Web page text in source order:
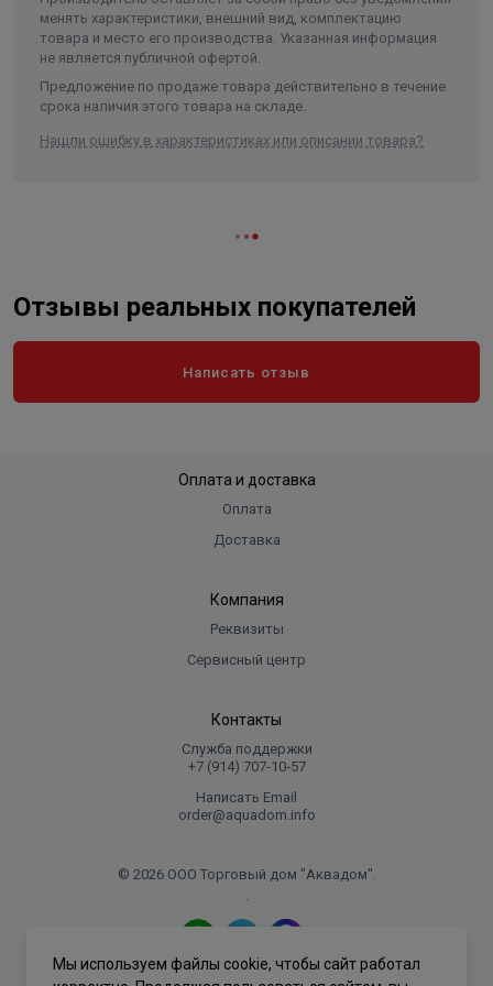
менять характеристики, внешний вид, комплектацию
товара и место его производства. Указанная информация
не является публичной офертой.
Предложение по продаже товара действительно в течение
срока наличия этого товара на складе.
Нашли ошибку в характеристиках или описании товара?
Отзывы реальных покупателей
Написать отзыв
Оплата и доставка
Оплата
Доставка
Компания
Реквизиты
Сервисный центр
Контакты
Служба поддержки
+7 (914) 707‑10‑57
Написать Email
order@aquadom.info
© 2026 ООО Торговый дом "Аквадом".
.
Политика конфиденциальности
Мы используем файлы cookie, чтобы сайт работал